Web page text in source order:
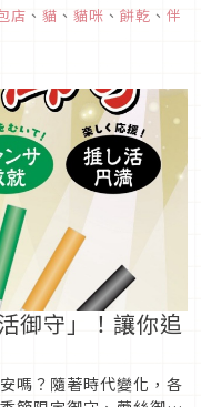
定要來這裡探店。
店 、 貓 、 貓咪 、 餅乾 、 伴
御守」！讓你追
嗎？隨著時代變化，各